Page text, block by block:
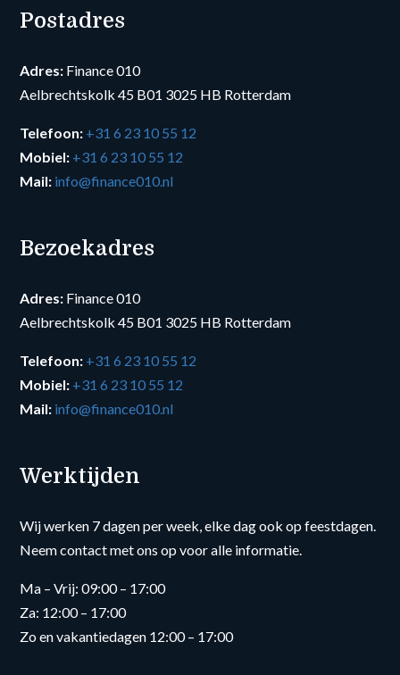
Postadres
Adres: Finance 010
Aelbrechtskolk 45 B01 3025 HB Rotterdam
Telefoon: +31 6 23 10 55 12
Mobiel: +31 6 23 10 55 12
Mail: info@finance010.nl
Bezoekadres
Adres: Finance 010
Aelbrechtskolk 45 B01 3025 HB Rotterdam
Telefoon: +31 6 23 10 55 12
Mobiel: +31 6 23 10 55 12
Mail: info@finance010.nl
Werktijden
Wij werken 7 dagen per week, elke dag ook op feestdagen.
Neem contact met ons op voor alle informatie.
Ma – Vrij: 09:00 – 17:00
Za: 12:00 – 17:00
Zo en vakantiedagen 12:00 – 17:00